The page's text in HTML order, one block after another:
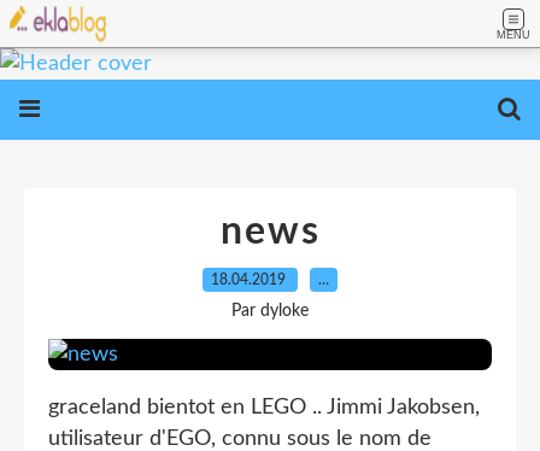
MENU
news
18.04.2019 …
Par dyloke
graceland bientot en LEGO .. Jimmi Jakobsen,
utilisateur d'EGO, connu sous le nom de